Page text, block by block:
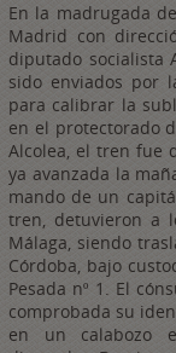
En la madrugada
Madrid con
diputado socialista
sido enviados por
para calibrar la
en el protectorado
Alcolea, el tren fue
ya avanzada la
mando de un
tren, detuvieron a
Málaga, siendo
Córdoba, bajo
Pesada nº 1. El
comprobada su
en un calabozo